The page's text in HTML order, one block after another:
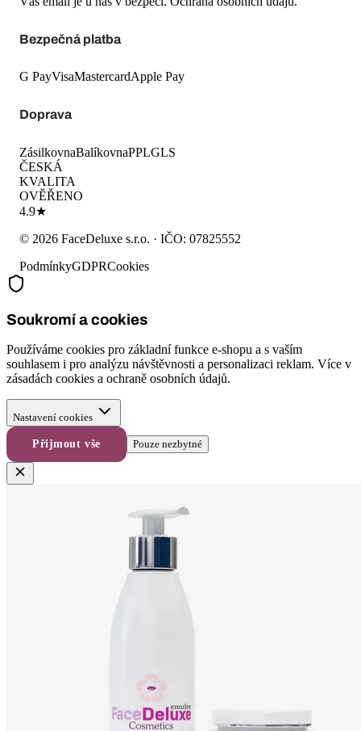
Bezpečná platba
G PayVisaMastercardApple Pay
Doprava
ZásilkovnaBalíkovnaPPLGLS
ČESKÁ
KVALITA
OVĚŘENO
4.9★
© 2026 FaceDeluxe s.r.o. · IČO: 07825552
PodmínkyGDPRCookies
Soukromí a cookies
Používáme cookies pro základní funkce e-shopu a s vaším
souhlasem i pro analýzu návštěvnosti a personalizaci reklam. Více v
zásadách cookies a ochraně osobních údajů.
Nastavení cookies
Přijmout vše Pouze nezbytné